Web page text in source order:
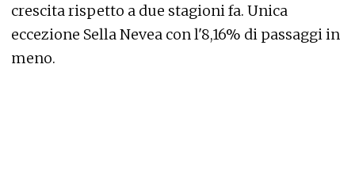
crescita rispetto a due stagioni fa. Unica
eccezione Sella Nevea con l'8,16% di passaggi in
meno.